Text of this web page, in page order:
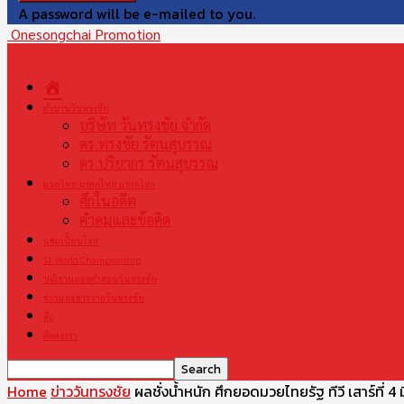
A password will be e-mailed to you.
Onesongchai Promotion
ตำนานวันทรงชัย
บริษัท วันทรงชัย จำกัด
ดร.ทรงชัย รัตนสุบรรณ
ดร.ปริยากร รัตนสุบรรณ
มวยไทย มรดกไทย มรดกโลก
ศึกในอดีต
คำคมและข้อคิด
แชมเปี้ยนโลก
S1 World Championship
ปณิธานและคำสอนวันทรงชัย
ข่าวและสารจากวันทรงชัย
สื่อ
ติดต่อเรา
Home ข่าววันทรงชัย ผลชั่งน้ำหนัก ศึกยอดมวยไทยรัฐ ทีวี เสาร์ที่